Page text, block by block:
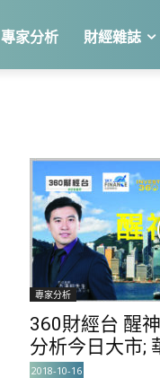
專家分析 財經雜誌
專家分析
360財經台 醒
分析今日大市;
2018-10-16